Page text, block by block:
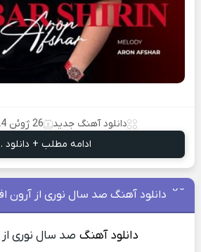
دانلود آهنگ جدید 26 ژوئن 2024
ادامه مطلب + دانلود
دانلود آهنگ صد سال نوری از آرون
دانلود آهنگ صد سال نوری